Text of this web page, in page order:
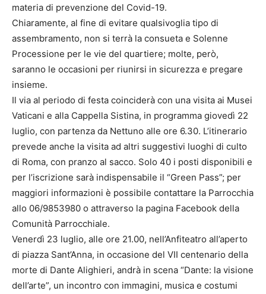
materia di prevenzione del Covid-19.
Chiaramente, al fine di evitare qualsivoglia tipo di
assembramento, non si terrà la consueta e Solenne
Processione per le vie del quartiere; molte, però,
saranno le occasioni per riunirsi in sicurezza e pregare
insieme.
Il via al periodo di festa coinciderà con una visita ai Musei
Vaticani e alla Cappella Sistina, in programma giovedì 22
luglio, con partenza da Nettuno alle ore 6.30. L’itinerario
prevede anche la visita ad altri suggestivi luoghi di culto
di Roma, con pranzo al sacco. Solo 40 i posti disponibili e
per l’iscrizione sarà indispensabile il “Green Pass”; per
maggiori informazioni è possibile contattare la Parrocchia
allo 06/9853980 o attraverso la pagina Facebook della
Comunità Parrocchiale.
Venerdì 23 luglio, alle ore 21.00, nell’Anfiteatro all’aperto
di piazza Sant’Anna, in occasione del VII centenario della
morte di Dante Alighieri, andrà in scena “Dante: la visione
dell’arte”, un incontro con immagini, musica e costumi